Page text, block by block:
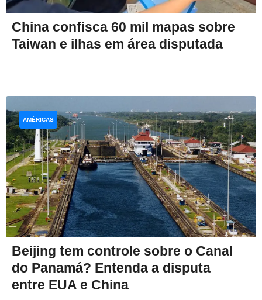
China confisca 60 mil mapas sobre
Taiwan e ilhas em área disputada
Beijing tem controle sobre o Canal
do Panamá? Entenda a disputa
entre EUA e China
AMÉRICAS